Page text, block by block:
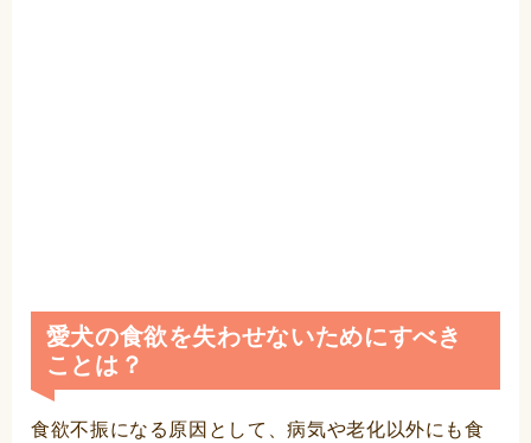
愛犬の食欲を失わせないためにすべき
ことは？
食欲不振になる原因として、病気や老化以外にも食